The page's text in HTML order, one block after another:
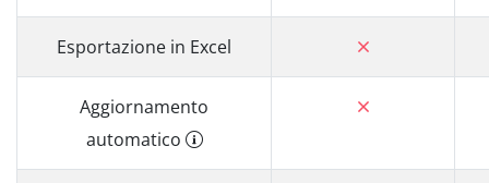
Esportazione in Excel
Aggiornamento
automatico